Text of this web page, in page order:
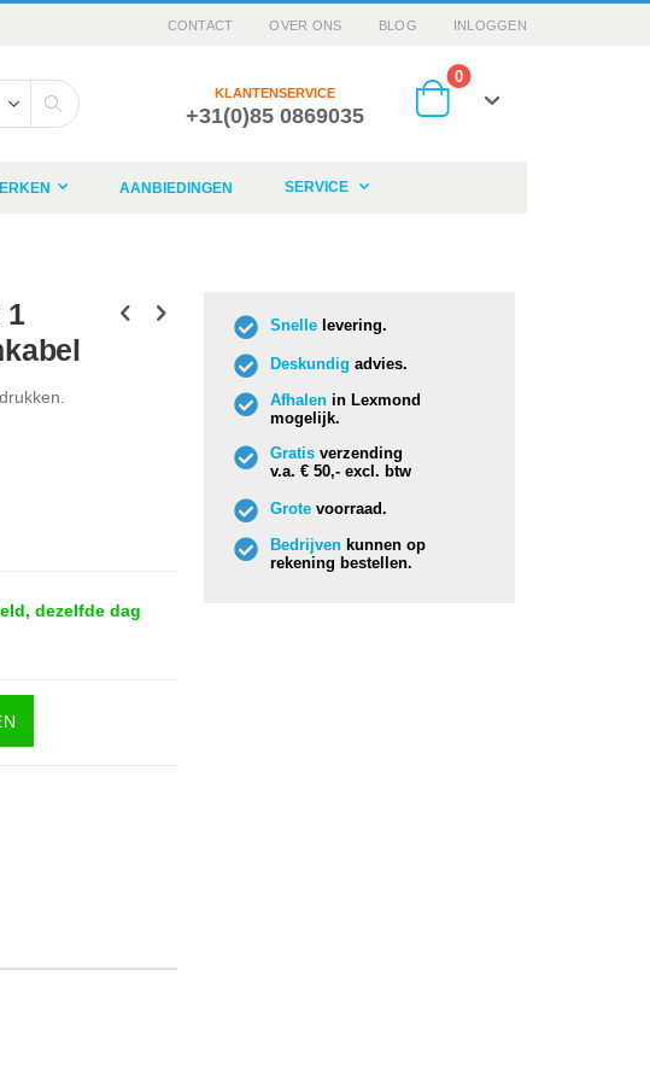
CONTACT OVER ONS BLOG INLOGGEN
Cart
0producten
KLANTENSERVICE
+31(0)85 0869035
AANBIEDINGEN SERVICE
1
dezelfde dag
Snelle levering.
Deskundig advies.
Afhalen in Lexmond
mogelijk.
Gratis verzending
v.a. € 50,- excl. btw
Grote voorraad.
Bedrijven kunnen op
rekening bestellen.